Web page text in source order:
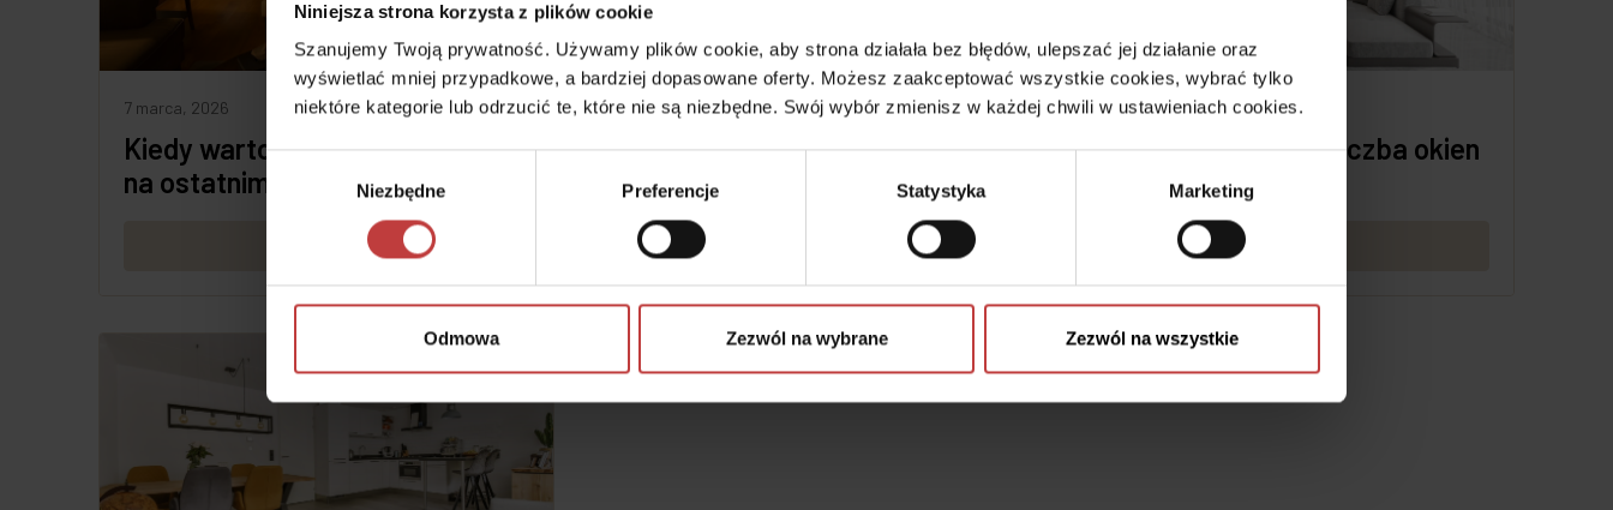
Niniejsza strona korzysta z plików cookie
Szanujemy Twoją prywatność. Używamy plików cookie, aby strona działała bez błędów, ulepszać jej działanie oraz
wyświetlać mniej przypadkowe, a bardziej dopasowane oferty. Możesz zaakceptować wszystkie cookies, wybrać tylko
niektóre kategorie lub odrzucić te, które nie są niezbędne. Swój wybór zmienisz w każdej chwili w ustawieniach cookies.
Wybór
zgody
Niezbędne Preferencje Statystyka Marketing
Odmowa Zezwól na wybrane Zezwól na wszystkie
7 marca, 2026
Kiedy warto wybrać mieszkanie
na ostatnim piętrze?
Czytaj dalej
6 marca, 2026
Kawalerka, 2 czy 3 pokoje – jak
podjąć decyzję?
5 marca, 2026
Jakie znaczenie ma liczba okien
w mieszkaniu?
Czytaj dalej